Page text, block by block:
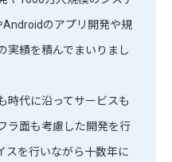
のアプリ開発や規
実績を積んでまいりまし
時代に沿ってサービスも
ラ面も考慮した開発を行
スを行いながら十数年に